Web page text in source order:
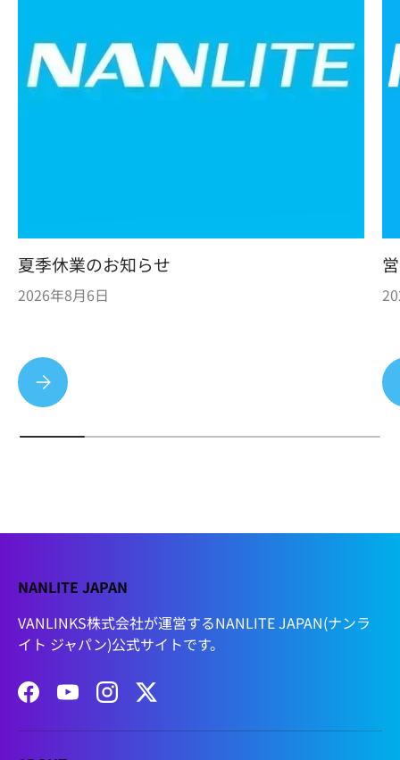
夏季休業のお知らせ
2026年8月6日
夏季休業のお知らせ
NANLITE JAPAN
VANLINKS株式会社が運営するNANLITE JAPAN(ナンラ
イト ジャパン)公式サイトです。
FacebookYouTubeInstagramTwitter